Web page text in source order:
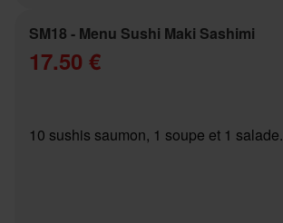
SM18 - Menu Sushi Maki Sashimi
17.50 €
10 sushis saumon, 1 soupe et 1 salade.